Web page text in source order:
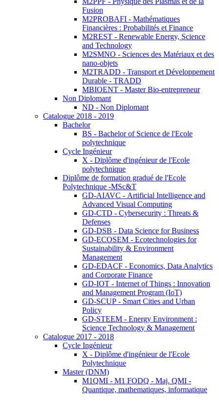
Fusion
M2PROBAFI - Mathématiques
Financières : Probabilités et Finance
M2REST - Renewable Energy, Science
and Technology
M2SMNO - Sciences des Matériaux et des
nano-objets
M2TRADD - Transport et Développement
Durable - TRADD
MBIOENT - Master Bio-entrepreneur
Non Diplomant
ND - Non Diplomant
Catalogue 2018 - 2019
Bachelor
BS - Bachelor of Science de l'Ecole
polytechnique
Cycle Ingénieur
X - Diplôme d'ingénieur de l'Ecole
polytechnique
Diplôme de formation gradué de l'Ecole
Polytechnique -MSc&T
GD-AIAVC - Artificial Intelligence and
Advanced Visual Computing
GD-CTD - Cybersecurity : Threats &
Defenses
GD-DSB - Data Science for Business
GD-ECOSEM - Ecotechnologies for
Sustainability & Environment
Management
GD-EDACF - Economics, Data Analytics
and Corporate Finance
GD-IOT - Internet of Things : Innovation
and Management Program (IoT)
GD-SCUP - Smart Cities and Urban
Policy
GD-STEEM - Energy Environment :
Science Technology & Management
Catalogue 2017 - 2018
Cycle Ingénieur
X - Diplôme d'ingénieur de l'Ecole
Polytechnique
Master (DNM)
M1QMI - M1 FODQ - Maj. QMI -
Quantique, mathematiques, informatique